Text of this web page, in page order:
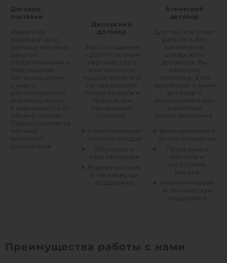
Договор
поставки
Идеально
подходит для
разовых крупных
закупок
строительными и
торгующими
организациями.
Скидка
рассчитывается
индивидуально,
в зависимости от
объема партии.
Предоставляется
полный
комплект
документов
Дилерский
договор
Это соглашение
о долгосрочном
партнерстве с
комплексной
поддержкой. Мы
не навязываем
планы продаж и
предлагаем
прозрачные
условия.
Накопительная
система скидок
Обучение и
сертификация
Маркетинговая
и техническая
поддержка
Агентский
договор
Для тех, кто хочет
работать без
заключения
дилерского
договора. Вы
находите
клиентов, а мы
заключаем с ними
договор и
выплачиваем вам
агентское
вознаграждение.
Фиксированное
вознаграждение
Прозрачные
расчеты и
отсутствие
рисков
Маркетинговая
и техническая
поддержка
Преимущества работы с нами